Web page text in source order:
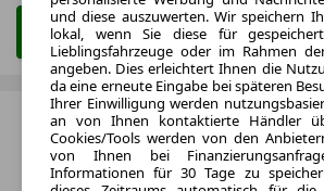
Zum Leasing Angebot
und diese auszuwerten. Wir speichern
lokal, wenn Sie diese für
Lieblingsfahrzeuge oder im Rahmen
angeben. Dies erleichtert Ihnen die
da eine erneute Eingabe bei späteren
Ihrer Einwilligung werden
an von Ihnen kontaktierte Händler
Cookies/Tools werden von den
von Ihnen bei
Informationen für 30 Tage zu